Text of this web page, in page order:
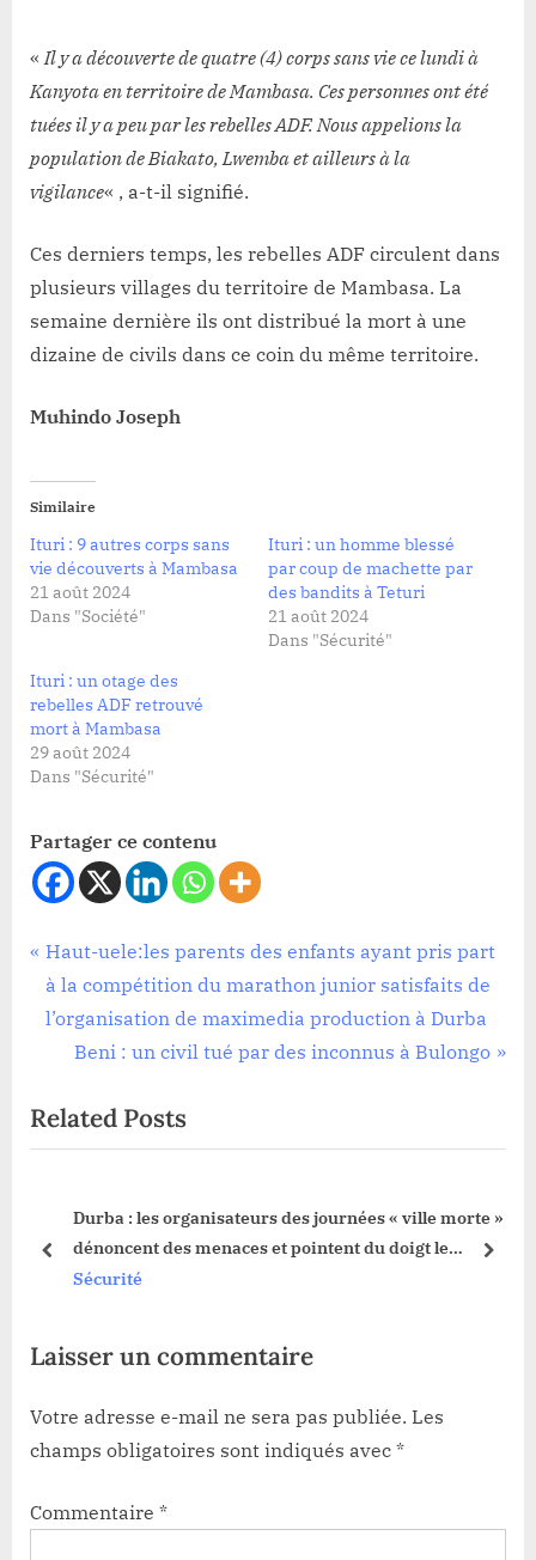
«Il y a découverte de quatre (4) corps sans vie ce lundi à
Kanyota en territoire de Mambasa. Ces personnes ont été
tuées il y a peu par les rebelles ADF. Nous appelions la
population de Biakato, Lwemba et ailleurs à la
vigilance« , a-t-il signifié.
Ces derniers temps, les rebelles ADF circulent dans
plusieurs villages du territoire de Mambasa. La
semaine dernière ils ont distribué la mort à une
dizaine de civils dans ce coin du même territoire.
Muhindo Joseph
Similaire
Ituri : 9 autres corps sans
vie découverts à Mambasa
21 août 2024
Dans "Société"
Ituri : un homme blessé
par coup de machette par
des bandits à Teturi
21 août 2024
Dans "Sécurité"
Ituri : un otage des
rebelles ADF retrouvé
mort à Mambasa
29 août 2024
Dans "Sécurité"
Partager ce contenu
Sécurité
Navigation
de
l’article
P
r
e
o
u
o
:
Haut-uele:les parents des enfants ayant pris part
à la compétition du marathon junior satisfaits de
l’organisation de maximedia production à Durba
N
x
t
o
s
t
Beni : un civil tué par des inconnus à Bulongo
Related Posts
Durba : les organisateurs des journées « ville morte »
dénoncent des menaces et pointent du doigt le
gouverneur Jean Bakomito
Sécurité
prev next
Laisser un commentaire
Votre adresse e-mail ne sera pas publiée. Les
champs obligatoires sont indiqués avec *
Commentaire *